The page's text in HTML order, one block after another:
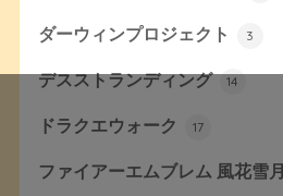
ダーウィンプロジェクト 3
デスストランディング 14
ドラクエウォーク 17
ファイアーエムブレム 風花雪月